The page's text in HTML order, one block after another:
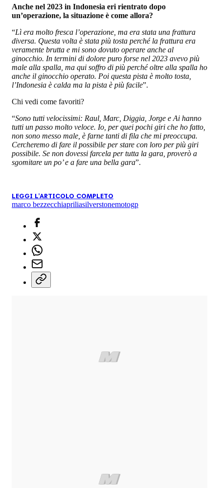
Anche nel 2023 in Indonesia eri rientrato dopo
un’operazione, la situazione è come allora?
“Lì era molto fresca l’operazione, ma era stata una frattura
diversa. Questa volta è stata più tosta perché la frattura era
veramente brutta e mi sono dovuto operare anche al
ginocchio. In termini di dolore puro forse nel 2023 avevo più
male alla spalla, ma qui soffro di più perché oltre alla spalla ho
anche il ginocchio operato. Poi questa pista è molto tosta,
l’Indonesia è calda ma la pista è più facile”.
Chi vedi come favoriti?
“Sono tutti velocissimi: Raul, Marc, Diggia, Jorge e Ai hanno
tutti un passo molto veloce. Io, per quei pochi giri che ho fatto,
non sono messo male, è farne tanti di fila che mi preoccupa.
Cercheremo di fare il possibile per stare con loro per più giri
possibile. Se non dovessi farcela per tutta la gara, proverò a
sgomitare un po’ e a fare una bella gara”.
LEGGI L'ARTICOLO COMPLETO
marco bezzecchiapriliasilverstonemotogp